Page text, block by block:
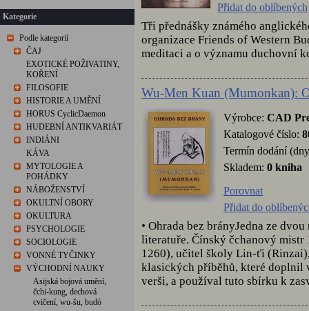
Kategorie
Podle kategorií
ČAJ
EXOTICKÉ POŽIVATINY,
KOŘENÍ
FILOSOFIE
HISTORIE A UMĚNÍ
HORUS CyclicDaemon
HUDEBNÍ ANTIKVARIÁT
INDIÁNI
KÁVA
MYTOLOGIE A
POHÁDKY
NÁBOŽENSTVÍ
OKULTNÍ OBORY
OKULTURA
PSYCHOLOGIE
SOCIOLOGIE
VONNÉ TYČINKY
VÝCHODNÍ NAUKY
Asijská bojová umění,
čchi-kung, dechová
cvičení, wu-šu, budó
Přidat do oblíbených
Tři přednášky známého
organizace Friends of Western
meditaci a o významu duchovní
Wu-Men Kuan (Mumonkan):
Výrobce: CAD
Katalogové číslo:
Termín dodání
Skladem: 0 kniha
Porovnat
Přidat do
• Ohrada bez brányJedna ze
literatuře. Čínský čchanový mistr
1260), učitel školy Lin-ťi
klasických příběhů, které doplnil
verši, a používal tuto sbírku k